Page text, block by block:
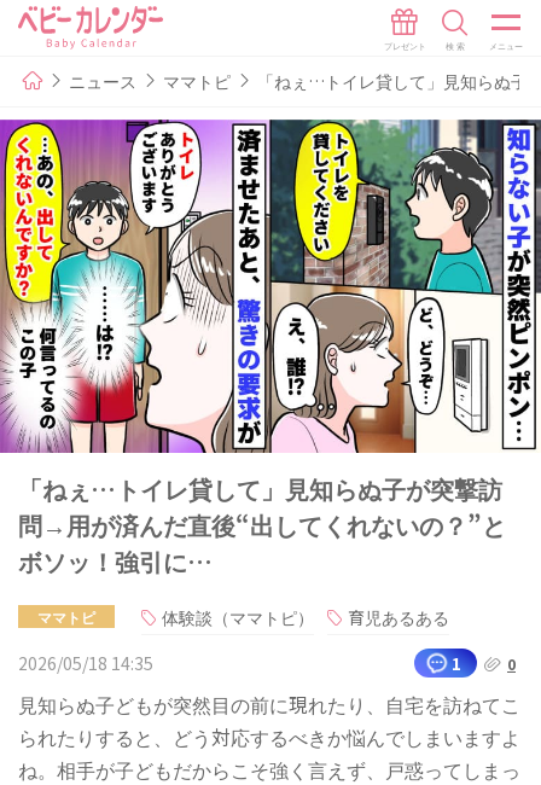
ニュース ママトピ 「ねぇ…トイレ貸して」見知らぬ
「ねぇ…トイレ貸して」見知らぬ子が突撃訪
問→用が済んだ直後“出してくれないの？”と
ボソッ！強引に…
ママトピ 体験談（ママトピ）
育児あるある
2026/05/18 14:35
1 0
見知らぬ子どもが突然目の前に現れたり、自宅を訪ねてこ
られたりすると、どう対応するべきか悩んでしまいますよ
ね。相手が子どもだからこそ強く言えず、戸惑ってしまっ